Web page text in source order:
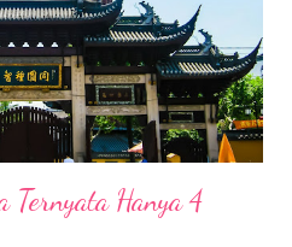
tetap terjaga. Apalagi saat ini
Ternyata Hanya 4